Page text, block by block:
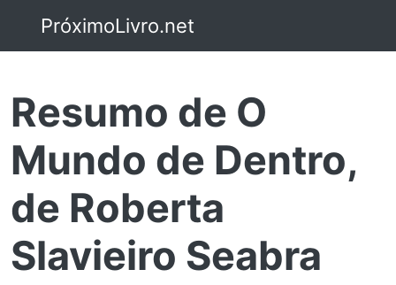
PróximoLivro.net
Resumo de O
Mundo de Dentro,
de Roberta
Slavieiro Seabra